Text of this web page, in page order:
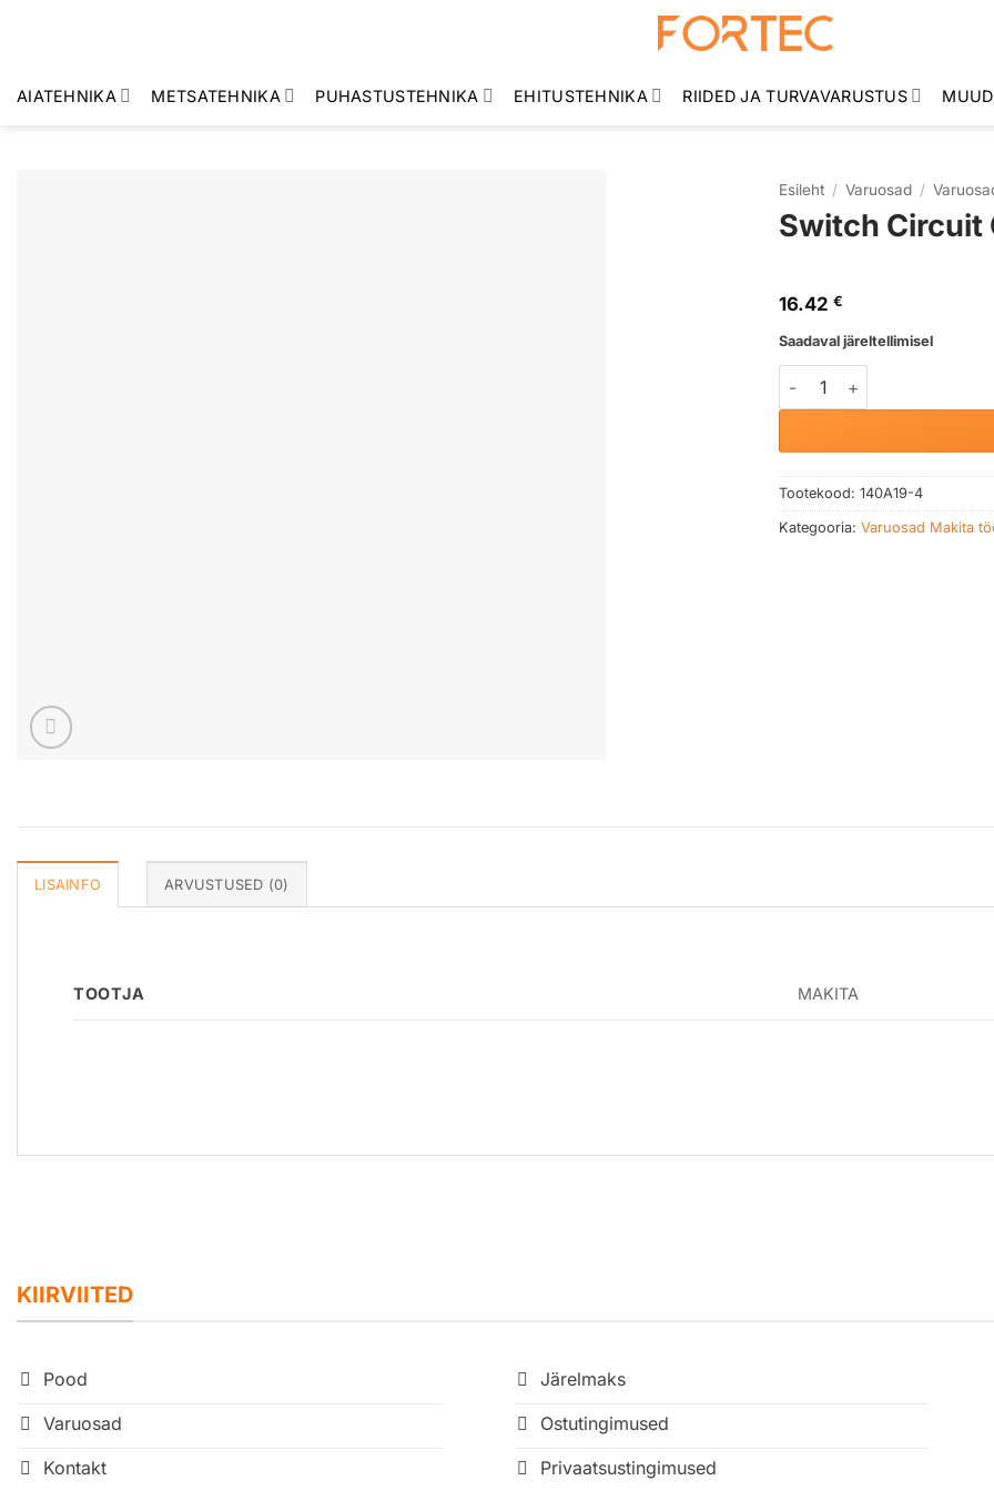
AIATEHNIKA METSATEHNIKA PUHASTUSTEHNIKA EHITUSTEHNIKA RIIDED JA TURVAVARUSTUS
Esileht / Varuosad /
Switch Circuit
16.42 €
Saadaval järeltellimisel
Switch Circuit Complete
Tootekood: 140A19-4
Kategooria: Varuosad Makita
LISAINFO ARVUSTUSED (0)
TOOTJA MAKITA
KIIRVIITED
Pood
Varuosad
Kontakt
Järelmaks
Ostutingimused
Privaatsustingimused